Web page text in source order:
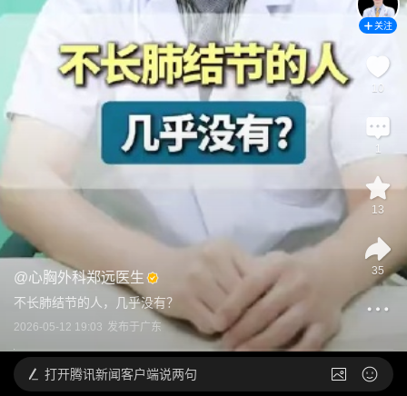
@心胸外科郑远医生
不长肺结节的人，几乎没有？
2026-05-12 19:03 发布于广东
关注
10
1
13
35
打开腾讯新闻客户端说两句